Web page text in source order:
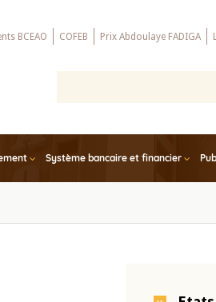
BCEAO COFEB Prix Abdoulaye FADIGA
Système bancaire et financier